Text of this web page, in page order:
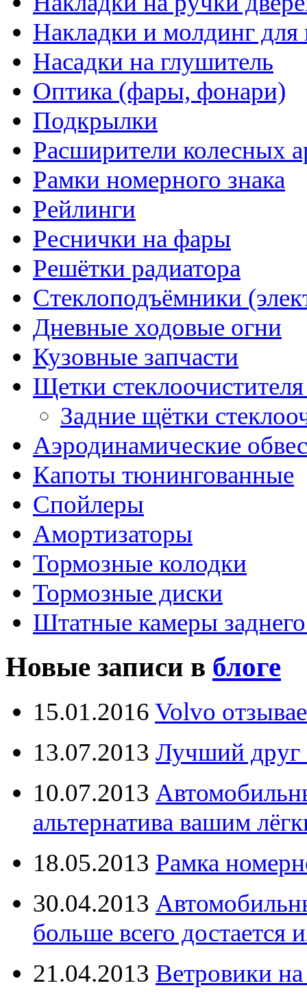
Накладки и молдинг для
Насадки на глушитель
Оптика (фары, фонари)
Подкрылки
Расширители колесных
Рамки номерного знака
Рейлинги
Реснички на фары
Решётки радиатора
Стеклоподъёмники
Дневные ходовые огни
Кузовные запчасти
Щетки
Задние щётки
Аэродинамические
Капоты тюнингованные
Спойлеры
Амортизаторы
Тормозные колодки
Тормозные диски
Штатные камеры
Новые записи в блоге
15.01.2016 Volvo
13.07.2013 Лучший друг
10.07.2013
альтернатива вашим
18.05.2013 Рамка
30.04.2013
больше всего достается
21.04.2013 Ветровики